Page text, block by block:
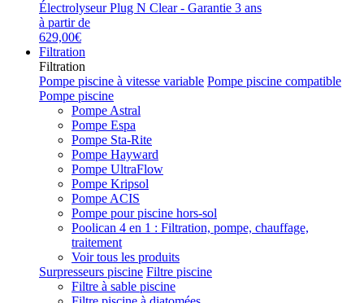
Électrolyseur Plug N Clear - Garantie 3 ans
à partir de
629,00€
Filtration
Filtration
Pompe piscine à vitesse variable Pompe piscine compatible
Pompe piscine
Pompe Astral
Pompe Espa
Pompe Sta-Rite
Pompe Hayward
Pompe UltraFlow
Pompe Kripsol
Pompe ACIS
Pompe pour piscine hors-sol
Poolican 4 en 1 : Filtration, pompe, chauffage,
traitement
Voir tous les produits
Surpresseurs piscine Filtre piscine
Filtre à sable piscine